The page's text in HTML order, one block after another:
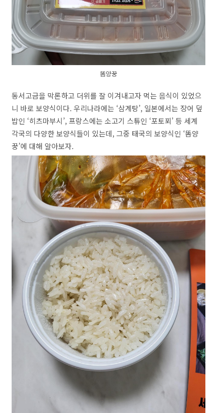
똠양꿍
동서고금을 막론하고 더위를 잘 이겨내고자 먹는 음식이 있었으
니 바로 보양식이다. 우리나라에는 ‘삼계탕’, 일본에서는 장어 덮
밥인 ‘히츠마부시’, 프랑스에는 소고기 스튜인 ‘포토푀’ 등 세계
각국의 다양한 보양식들이 있는데, 그중 태국의 보양식인 ‘똠양
꿍’에 대해 알아보자.